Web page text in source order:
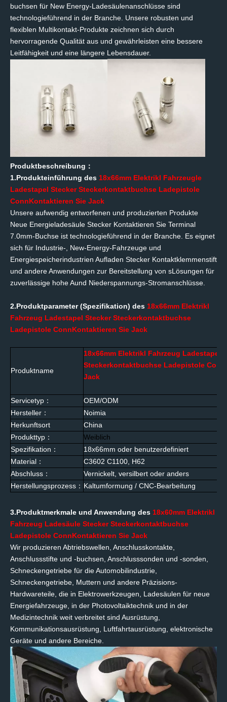
buchsen für New Energy-Ladesäulenanschlüsse sind
technologieführend in der Branche. Unsere robusten und
flexiblen Multikontakt-Produkte zeichnen sich durch
hervorragende Qualität aus und gewährleisten eine bessere
Leitfähigkeit und eine längere Lebensdauer.
Produktbeschreibung ：
1.Produkteinführung des 18x66mm Elektrikl Fahrzeugle
Ladestapel SteckerSteckerkontaktbuchse Ladepistole
ConnKontaktieren Sie Jack
Unsere aufwendig entworfenen und produzierten Produkte
Neue Energieladesäule Stecker Kontaktieren Sie Terminal
7.0mm-Buchse ist technologieführend in der Branche. Es eignet
sich für Industrie-, New-Energy-Fahrzeuge und
Energiespeicherindustrien Aufladen Stecker Kontaktklemmenstift
und andere Anwendungen zur Bereitstellung von sLösungen für
zuverlässige hohe Aund Niederspannungs-Stromanschlüsse.
2.Produktparameter (Spezifikation) des 18x66mm Elektrikl
Fahrzeug Ladestapel SteckerSteckerkontaktbuchse
Ladepistole ConnKontaktieren Sie Jack
Produktname
18x66mm Elektrikl Fahrzeug Ladestapel
Steckerkontaktbuchse Ladepistole Conn
Jack
Servicetyp ：
OEM/ODM
Hersteller ：
Noimia
Herkunftsort
China
Produkttyp ：
Weiblich
Spezifikation ： 18x66mm oder benutzerdefiniert
Material ： C3602 C1100, H62
Abschluss ：
Vernickelt, versilbert oder anders
Herstellungsprozess ： Kaltumformung / CNC-Bearbeitung
3.Produktmerkmale und Anwendung des 18x60mm Elektrikl
Fahrzeug Ladesäule SteckerSteckerkontaktbuchse
Ladepistole ConnKontaktieren Sie Jack
Wir produzieren Abtriebswellen, Anschlusskontakte,
Anschlussstifte und -buchsen, Anschlusssonden und -sonden,
Schneckengetriebe für die Automobilindustrie,
Schneckengetriebe, Muttern und andere Präzisions-
Hardwareteile, die in Elektrowerkzeugen, Ladesäulen für neue
Energiefahrzeuge, in der Photovoltaiktechnik und in der
Medizintechnik weit verbreitet sind Ausrüstung,
Kommunikationsausrüstung, Luftfahrtausrüstung, elektronische
Geräte und andere Bereiche.